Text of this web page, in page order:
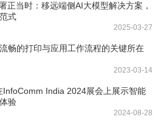
正当时：移远端侧AI大模型解决方案，
式
2025-03-27
畅的打印与应用工作流程的关键所在
2023-03-14
InfoComm India 2024展会上展示智能
验
2024-08-28